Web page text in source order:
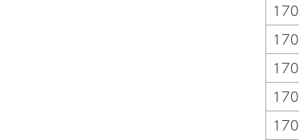
170
170
170
170
170